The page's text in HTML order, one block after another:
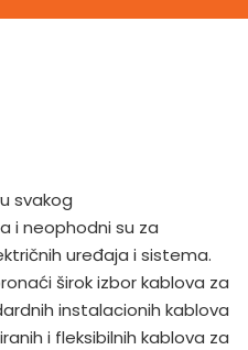
svakog
i neophodni su za
uređaja i sistema.
širok izbor kablova za
instalacionih kablova
i fleksibilnih kablova za